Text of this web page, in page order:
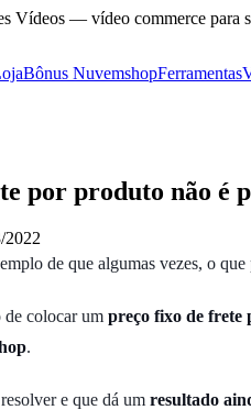
Vídeos — vídeo commerce para
Bônus NuvemshopFerramentas
por produto não é
2022
de que algumas vezes, o
de colocar um preço fixo de frete
.
e que dá um resultado